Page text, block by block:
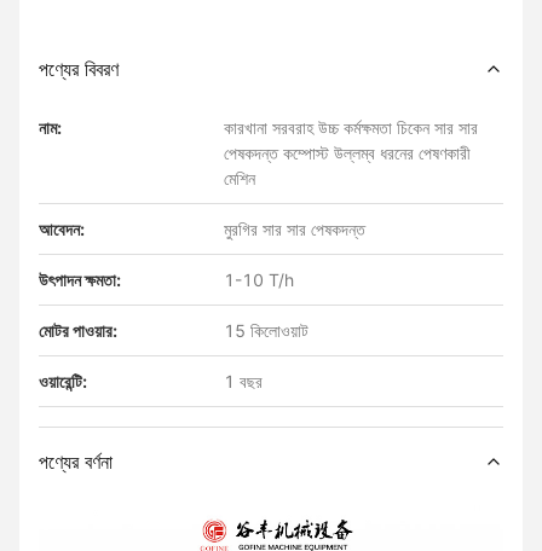
পণ্যের বিবরণ
নাম:
কারখানা সরবরাহ উচ্চ কর্মক্ষমতা চিকেন সার সার
পেষকদন্ত কম্পোস্ট উল্লম্ব ধরনের পেষণকারী
মেশিন
আবেদন: মুরগির সার সার পেষকদন্ত
উৎপাদন ক্ষমতা: 1-10 T/h
মোটর পাওয়ার: 15 কিলোওয়াট
ওয়ারেন্টি: 1 বছর
পণ্যের বর্ণনা